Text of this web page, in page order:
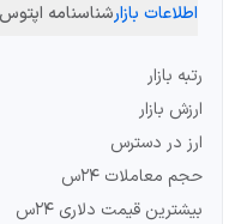
اطلاعات بازارشناسنامه اپتوس
رتبه بازار
ارزش بازار
ارز در دسترس
حجم معاملات ۲۴س
بیشترین قیمت دلاری ۲۴س